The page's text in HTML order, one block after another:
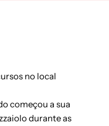
no local
começou a sua
durante as